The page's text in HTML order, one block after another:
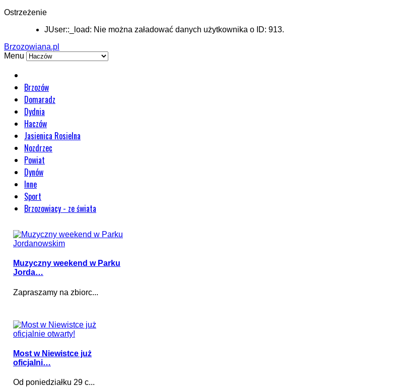
Ostrzeżenie
JUser::_load: Nie można załadować danych użytkownika o ID: 913.
Brzozowiana.pl
Menu
Brzozów
Domaradz
Dydnia
Haczów
Jasienica Rosielna
Nozdrzec
Powiat
Dynów
Inne
Sport
Brzozowiacy - ze świata
Muzyczny weekend w Parku
Jorda…
Zapraszamy na zbiorc...
Most w Niewistce już
oficjalni…
Od poniedziałku 29 c...